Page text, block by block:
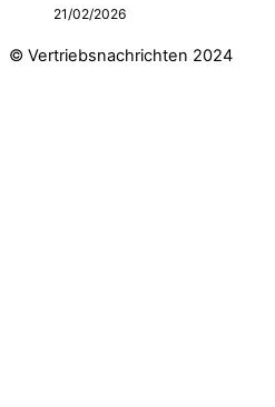
21/02/2026
© Vertriebsnachrichten 2024